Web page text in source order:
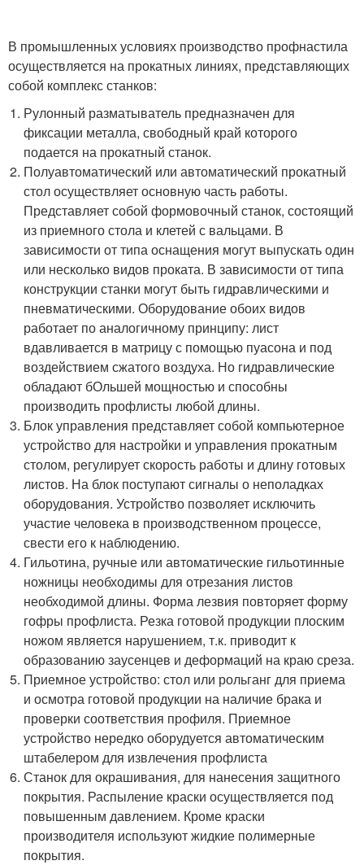
В промышленных условиях производство профнастила
осуществляется на прокатных линиях, представляющих
собой комплекс станков:
Рулонный разматыватель предназначен для
фиксации металла, свободный край которого
подается на прокатный станок.
Полуавтоматический или автоматический прокатный
стол осуществляет основную часть работы.
Представляет собой формовочный станок, состоящий
из приемного стола и клетей с вальцами. В
зависимости от типа оснащения могут выпускать один
или несколько видов проката. В зависимости от типа
конструкции станки могут быть гидравлическими и
пневматическими. Оборудование обоих видов
работает по аналогичному принципу: лист
вдавливается в матрицу с помощью пуасона и под
воздействием сжатого воздуха. Но гидравлические
обладают бОльшей мощностью и способны
производить профлисты любой длины.
Блок управления представляет собой компьютерное
устройство для настройки и управления прокатным
столом, регулирует скорость работы и длину готовых
листов. На блок поступают сигналы о неполадках
оборудования. Устройство позволяет исключить
участие человека в производственном процессе,
свести его к наблюдению.
Гильотина, ручные или автоматические гильотинные
ножницы необходимы для отрезания листов
необходимой длины. Форма лезвия повторяет форму
гофры профлиста. Резка готовой продукции плоским
ножом является нарушением, т.к. приводит к
образованию заусенцев и деформаций на краю среза.
Приемное устройство: стол или рольганг для приема
и осмотра готовой продукции на наличие брака и
проверки соответствия профиля. Приемное
устройство нередко оборудуется автоматическим
штабелером для извлечения профлиста
Станок для окрашивания, для нанесения защитного
покрытия. Распыление краски осуществляется под
повышенным давлением. Кроме краски
производителя используют жидкие полимерные
покрытия.